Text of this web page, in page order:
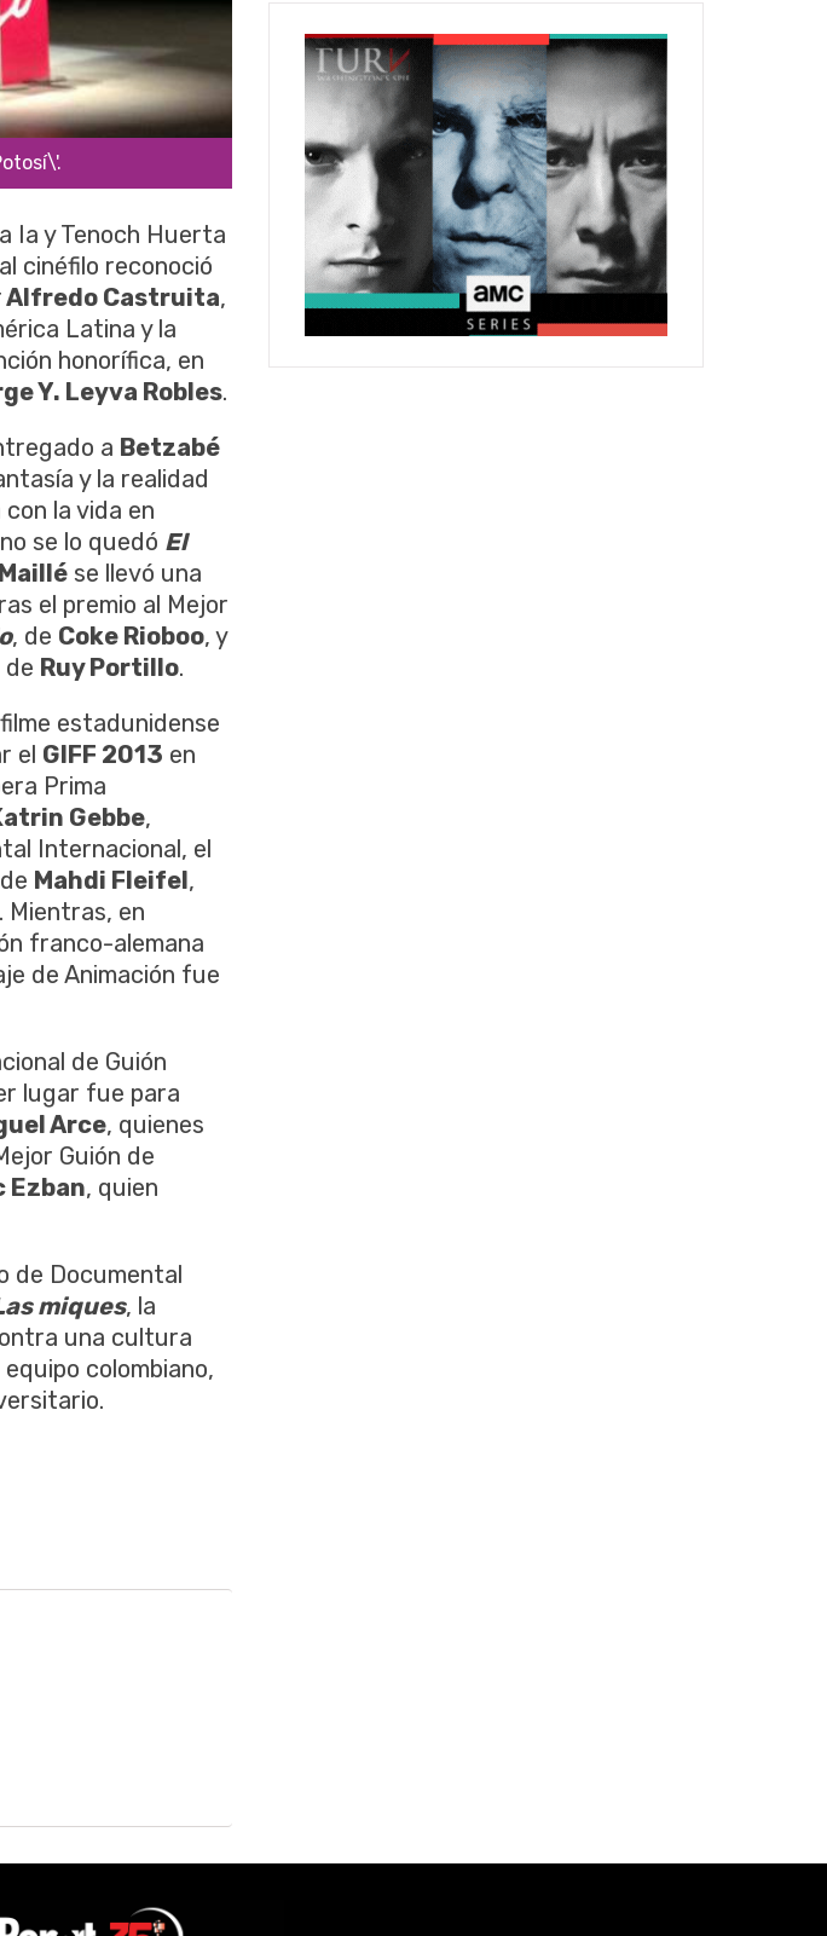
Ia y Tenoch Huerta
cinéfilo reconoció
Alfredo Castruita,
Latina y la
honorífica, en
Y. Leyva Robles.
a Betzabé
y la realidad
la vida en
se lo quedó El
se llevó una
el premio al Mejor
, de Coke Rioboo, y
de Ruy Portillo.
estadunidense
el GIFF 2013 en
Prima
Gebbe,
Internacional, el
Mahdi Fleifel,
Mientras, en
franco-alemana
de Animación fue
de Guión
lugar fue para
Arce, quienes
Guión de
Ezban, quien
de Documental
miques, la
una cultura
equipo colombiano,